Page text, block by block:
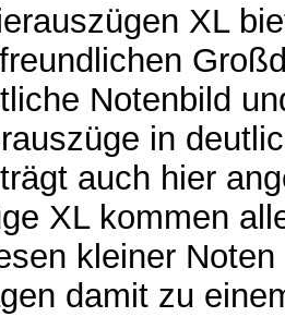
XL
Notenbild
in
auch hier
XL kommen
kleiner
damit zu